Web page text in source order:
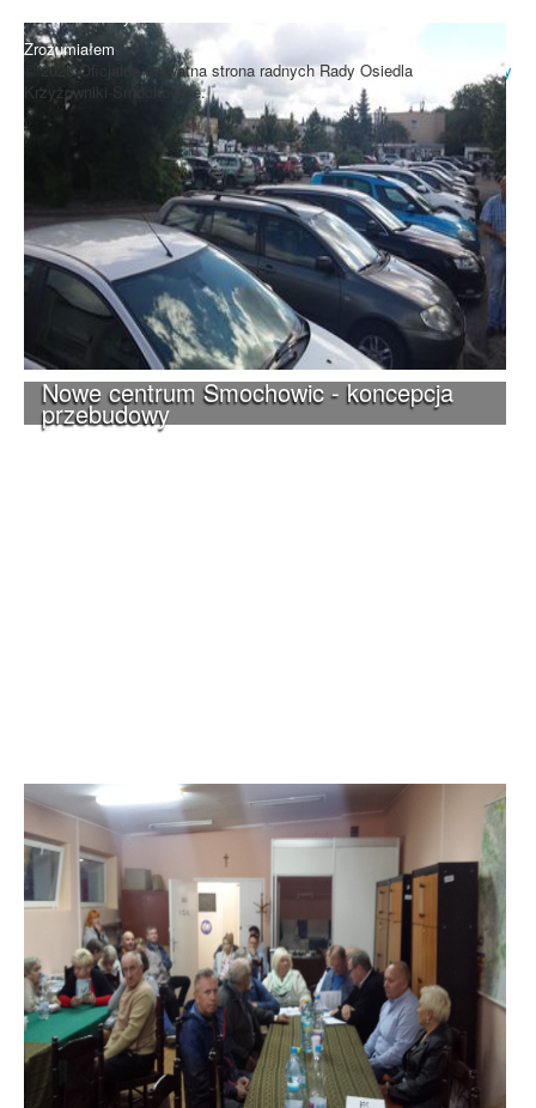
Nowe centrum Smochowic - koncepcja
przebudowy
Zrozumiałem
Do góry
© 2026 Oficjalna prywatna strona radnych Rady Osiedla
Krzyżowniki-Smochowice.